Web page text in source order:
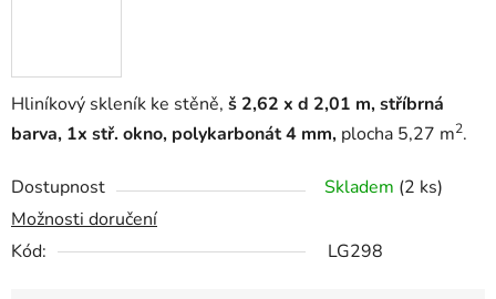
Hliníkový skleník ke stěně, š 2,62 x d 2,01 m, stříbrná
barva, 1x stř. okno, polykarbonát 4 mm, plocha 5,27 m2.
Dostupnost Skladem (2 ks)
Možnosti doručení
Kód:
LG298